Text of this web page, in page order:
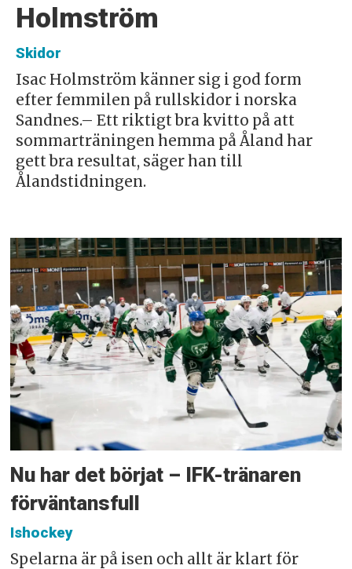
Holmström
Skidor
Isac Holmström känner sig i god form
efter femmilen på rullskidor i norska
Sandnes.– Ett riktigt bra kvitto på att
sommarträningen hemma på Åland har
gett bra resultat, säger han till
Ålandstidningen.
Nu har det börjat – IFK-tränaren
förväntansfull
Ishockey
Spelarna är på isen och allt är klart för